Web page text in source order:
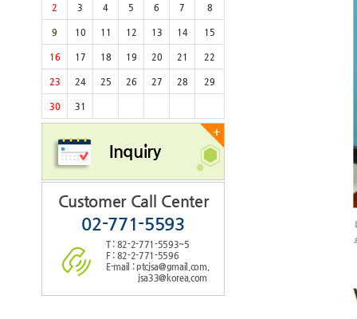
2 3 4 5 6 7 8
9 10 11 12 13 14 15
16 17 18 19 20 21 22
23 24 25 26 27 28 29
30 31
+
Inquiry
Customer Call Center
02-771-5593
T : 82-2-771-5593~5
F : 82-2-771-5596
E-mail : ptcjsa@gmail.com,
jsa33@korea.com